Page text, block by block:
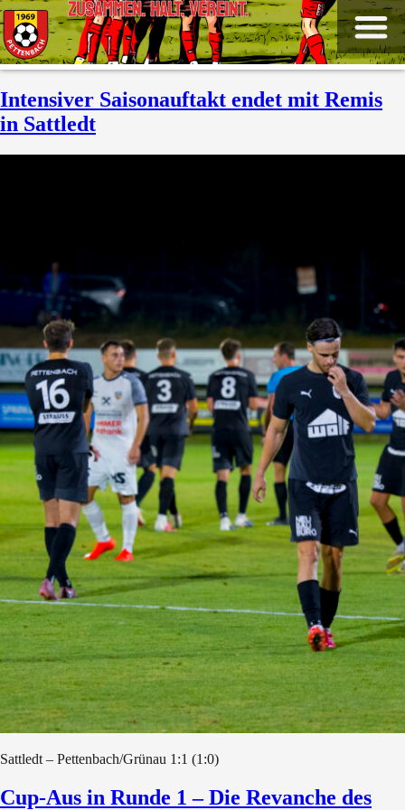
ZUSAMMEN. HALT. VEREINT.
Intensiver Saisonauftakt endet mit Remis
in Sattledt
Sattledt – Pettenbach/Grünau 1:1 (1:0)
Cup-Aus in Runde 1 – Die Revanche des